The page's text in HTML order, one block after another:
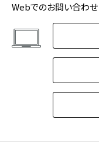
Webでのお問い合わせ